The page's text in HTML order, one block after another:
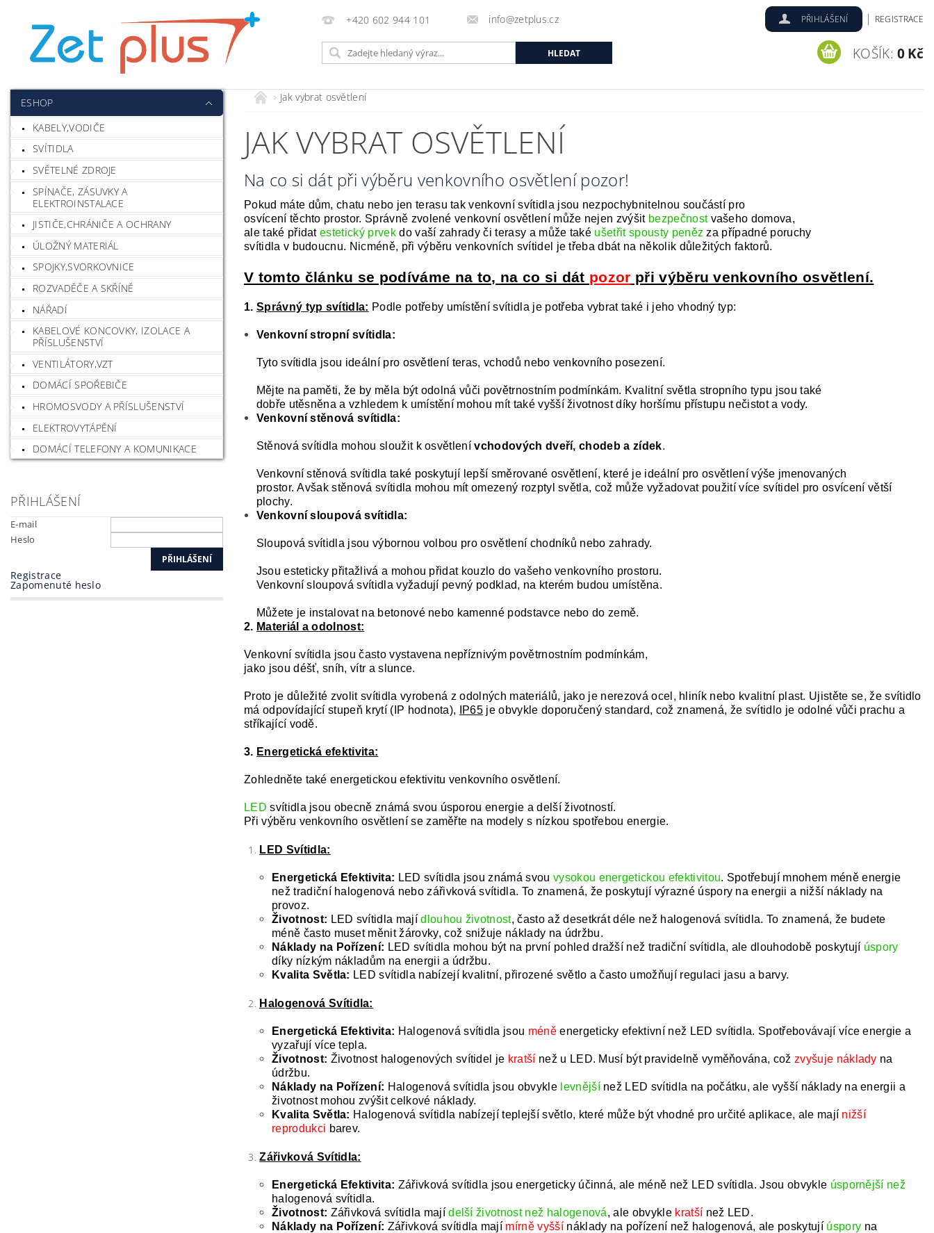
+420 602 944 101 info@zetplus.cz PŘIHLÁŠENÍ | REGISTRACE
KOŠÍK: 0 Kč
ESHOP
KABELY,VODIČE
SVÍTIDLA
SVĚTELNÉ ZDROJE
SPÍNAČE, ZÁSUVKY A
ELEKTROINSTALACE
JISTIČE,CHRÁNIČE A OCHRANY
ÚLOŽNÝ MATERIÁL
SPOJKY,SVORKOVNICE
ROZVADĚČE A SKŘÍNĚ
NÁŘADÍ
KABELOVÉ KONCOVKY, IZOLACE A
PŘÍSLUŠENSTVÍ
VENTILÁTORY,VZT
DOMÁCÍ SPOŘEBIČE
HROMOSVODY A PŘÍSLUŠENSTVÍ
ELEKTROVYTÁPĚNÍ
DOMÁCÍ TELEFONY A KOMUNIKACE
PŘIHLÁŠENÍ
E-mail
Heslo
Registrace
Zapomenuté heslo
Jak vybrat osvětlení
JAK VYBRAT OSVĚTLENÍ
Na co si dát při výběru venkovního osvětlení pozor!
Pokud máte dům, chatu nebo jen terasu tak venkovní svítidla jsou nezpochybnitelnou součástí pro
osvícení těchto prostor. Správně zvolené venkovní osvětlení může nejen zvýšit bezpečnost vašeho domova,
ale také přidatestetický prvekdo vaší zahrady či terasy a může také ušetřit spousty peněz za případné poruchy
svítidla v budoucnu. Nicméně, při výběru venkovních svítidel je třeba dbát na několik důležitých faktorů.
V tomto článku se podíváme na to, na co si dát pozor při výběru venkovního osvětlení.
1. Správný typ svítidla: Podle potřeby umístění svítidla je potřeba vybrat také i jeho vhodný typ:
Venkovní stropní svítidla:
Tyto svítidla jsou ideální pro osvětlení teras, vchodů nebo venkovního posezení.
Mějte na paměti, že by měla být odolná vůči povětrnostním podmínkám. Kvalitní světla stropního typu jsou také
dobře utěsněna a vzhledem k umístění mohou mít také vyšší životnost díky horšímu přístupu nečistot a vody.
Venkovní stěnová svítidla:
Stěnová svítidla mohou sloužit k osvětlenívchodových dveří, chodeb a zídek.
Venkovní stěnová svítidla také poskytují lepší směrované osvětlení, které je ideální pro osvětlení výše jmenovaných
prostor. Avšak stěnová svítidla mohou mít omezený rozptyl světla, což může vyžadovat použití více svítidel pro osvícení větší
plochy.
Venkovní sloupová svítidla:
Sloupová svítidla jsou výbornou volbou pro osvětlení chodníků nebo zahrady.
Jsou esteticky přitažlivá a mohou přidat kouzlo do vašeho venkovního prostoru.
Venkovní sloupová svítidla vyžadují pevný podklad, na kterém budou umístěna.
Můžete je instalovat na betonové nebo kamenné podstavce nebo do země.
2. Materiál a odolnost:
Venkovní svítidla jsou často vystavena nepříznivým povětrnostním podmínkám,
jako jsou déšť, sníh, vítr a slunce.
Proto je důležité zvolit svítidla vyrobená z odolných materiálů, jako je nerezová ocel, hliník nebo kvalitní plast. Ujistěte se, že svítidlo
má odpovídající stupeň krytí (IP hodnota),
IP65 je obvykle doporučený standard, což znamená, že svítidlo je odolné vůči prachu a
stříkající vodě.
3. Energetická efektivita:
Zohledněte také energetickou efektivitu venkovního osvětlení.
LEDsvítidla jsou obecně známá svou úsporou energie a delší životností.
Při výběru venkovního osvětlení se zaměřte na modely s nízkou spotřebou energie.
LED Svítidla:
Energetická Efektivita: LED svítidla jsou známá svou vysokou energetickou efektivitou. Spotřebují mnohem méně energie
než tradiční halogenová nebo zářivková svítidla. To znamená, že poskytují výrazné úspory na energii a nižší náklady na
provoz.
Životnost: LED svítidla majídlouhou životnost, často až desetkrát déle než halogenová svítidla. To znamená, že budete
méně často muset měnit žárovky, což snižuje náklady na údržbu.
Náklady na Pořízení: LED svítidla mohou být na první pohled dražší než tradiční svítidla, ale dlouhodobě poskytují úspory
díky nízkým nákladům na energii a údržbu.
Kvalita Světla: LED svítidla nabízejí kvalitní, přirozené světlo a často umožňují regulaci jasu a barvy.
Halogenová Svítidla:
Energetická Efektivita: Halogenová svítidla jsou méněenergeticky efektivní než LED svítidla. Spotřebovávají více energie a
vyzařují více tepla.
Životnost: Životnost halogenových svítidel je kratší než u LED. Musí být pravidelně vyměňována, cožzvyšuje náklady na
údržbu.
Náklady na Pořízení: Halogenová svítidla jsou obvykle levnějšínež LED svítidla na počátku, ale vyšší náklady na energii a
životnost mohou zvýšit celkové náklady.
Kvalita Světla: Halogenová svítidla nabízejí teplejší světlo, které může být vhodné pro určité aplikace, ale mají nižší
reprodukci barev.
Zářivková Svítidla:
Energetická Efektivita: Zářivková svítidla jsou energeticky účinná, ale méně než LED svítidla. Jsou obvykle úspornější než
halogenová svítidla.
Životnost: Zářivková svítidla majídelší životnost než halogenová, ale obvykle kratší než LED.
Náklady na Pořízení: Zářivková svítidla mají mírně vyššínáklady na pořízení než halogenová, ale poskytují úspory na